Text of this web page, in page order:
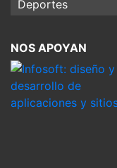
Deportes
NOS APOYAN